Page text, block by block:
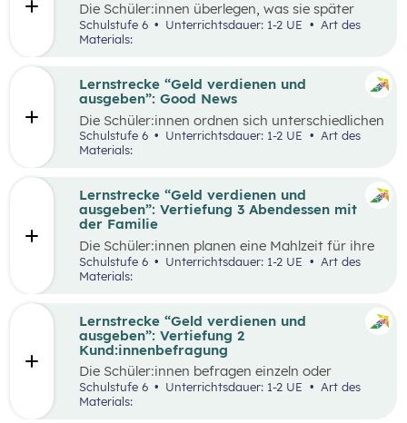
Die Schüler:innen überlegen, was sie später
einmal werden möchten und finden heraus, wie
der Beruf aussieht, den sie zukünftig ausüben
erstellen ein kreatives Endprodukt, das sie frei
wählen können. In der Wabe findet eine
Auseinandersetzung mit den eigenen
Vorstellungen über den Traumberuf und
Erkenntnisse aus der Recherche statt.
Außerdem erhalten die Schüler:innen in der
entsprechen und welche anders sind als
erwartet.
Schulstufe 6 Unterrichtsdauer: 1-2 UE
Materials:
Lernstrecke “Geld verdienen und
ausgeben”: Good News
Die Schüler:innen ordnen sich unterschiedlichen
Geld-Typen zu und diskutieren miteinander die
Tipps, die bei den jeweiligen Geld-Typen zu
welche konkreten Tipps sie im Alltag schon in
ihrem Alter umsetzen können, aber auch wie sie
ihre Eltern beim nachhaltigen Konsum
Schulstufe 6 Unterrichtsdauer: 1-2 UE
Art des
Materials:
Lernstrecke “Geld verdienen und
ausgeben”: Vertiefung 3 Abendessen mit
der Familie
Die Schüler:innen planen eine Mahlzeit für ihre
Familie und sollen dafür ein vorgegebenes
Budget pro Person einhalten. Zur Durchführung
der Einkauf der Zutaten und die Zubereitung
der Speise. Im Anschluss werden die
Schätzungen und die tatsächlichen Ausgaben
miteinander verglichen und die Vorgehensweise
beim Einkauf reflektiert.
Schulstufe 6 Unterrichtsdauer: 1-2 UE
Materials:
Lernstrecke “Geld verdienen und
ausgeben”: Vertiefung 2
Kund:innenbefragung
Die Schüler:innen befragen einzeln oder
paarweise Kund:innen in einem Supermarkt zu
den Zahlungsgewohnheiten und versuchen
Schulstufe 6 Unterrichtsdauer: 1-2 UE
Art des
Materials: